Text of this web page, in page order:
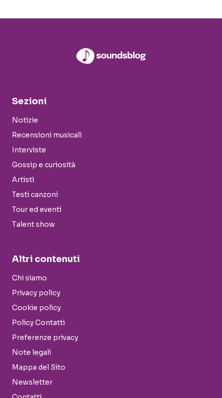
Sezioni
Notizie
Recensioni musicali
Interviste
Gossip e curiosità
Artisti
Testi canzoni
Tour ed eventi
Talent show
Altri contenuti
Chi siamo
Privacy policy
Cookie policy
Policy Contatti
Preferenze privacy
Note legali
Mappa del Sito
Newsletter